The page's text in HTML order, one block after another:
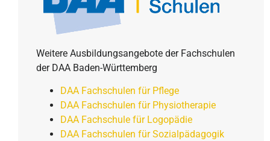
Weitere Ausbildungsangebote der Fachschulen
der DAA Baden-Württemberg
DAA Fachschulen für Pflege
DAA Fachschulen für Physiotherapie
DAA Fachschule für Logopädie
DAA Fachschulen für Sozialpädagogik